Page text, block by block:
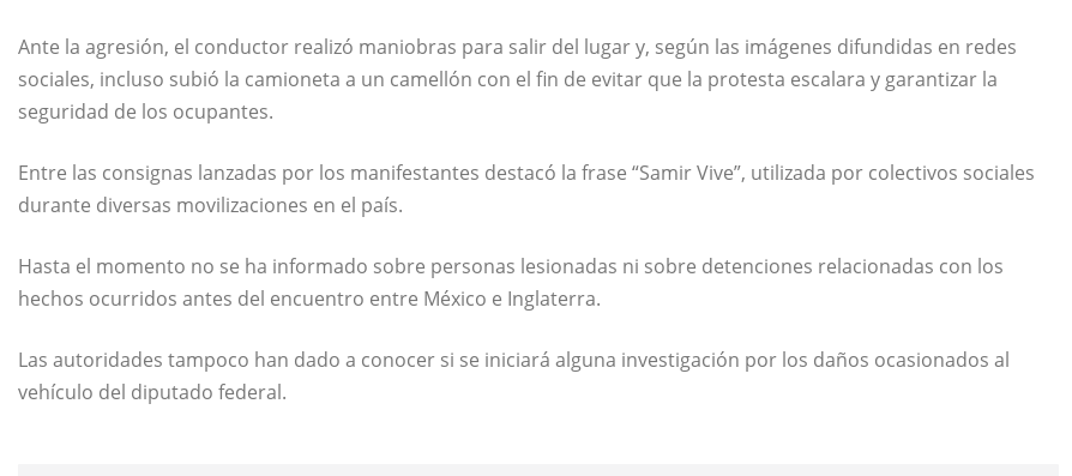
Ante la agresión, el conductor realizó maniobras para salir del lugar y, según las imágenes difundidas en redes
sociales, incluso subió la camioneta a un camellón con el fin de evitar que la protesta escalara y garantizar la
seguridad de los ocupantes.
Entre las consignas lanzadas por los manifestantes destacó la frase “Samir Vive”, utilizada por colectivos sociales
durante diversas movilizaciones en el país.
Hasta el momento no se ha informado sobre personas lesionadas ni sobre detenciones relacionadas con los
hechos ocurridos antes del encuentro entre México e Inglaterra.
Las autoridades tampoco han dado a conocer si se iniciará alguna investigación por los daños ocasionados al
vehículo del diputado federal.